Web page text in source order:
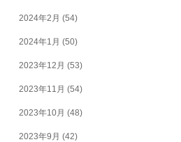
2024年2月 (54)
2024年1月 (50)
2023年12月 (53)
2023年11月 (54)
2023年10月 (48)
2023年9月 (42)